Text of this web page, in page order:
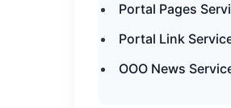
Portal Pages
Portal Link
ООО News